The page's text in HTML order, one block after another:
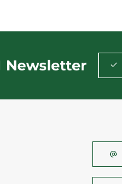
Newsletter